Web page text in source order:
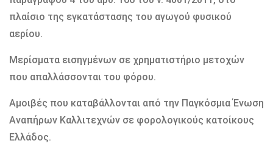
πλαίσιο της εγκατάστασης του αγωγού φυσικού
αερίου.
Μερίσματα εισηγμένων σε χρηματιστήριο μετοχών
που απαλλάσσονται του φόρου.
Αμοιβές που καταβάλλονται από την Παγκόσμια Ένωση
Αναπήρων Καλλιτεχνών σε φορολογικούς κατοίκους
Ελλάδος.